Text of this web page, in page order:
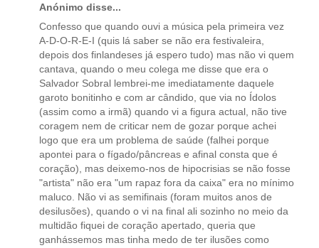
Anónimo disse...
Confesso que quando ouvi a música pela primeira vez
A-D-O-R-E-I (quis lá saber se não era festivaleira,
depois dos finlandeses já espero tudo) mas não vi quem
cantava, quando o meu colega me disse que era o
Salvador Sobral lembrei-me imediatamente daquele
garoto bonitinho e com ar cândido, que via no Ídolos
(assim como a irmã) quando vi a figura actual, não tive
coragem nem de criticar nem de gozar porque achei
logo que era um problema de saúde (falhei porque
apontei para o fígado/pâncreas e afinal consta que é
coração), mas deixemo-nos de hipocrisias se não fosse
"artista" não era "um rapaz fora da caixa" era no mínimo
maluco. Não vi as semifinais (foram muitos anos de
desilusões), quando o vi na final ali sozinho no meio da
multidão fiquei de coração apertado, queria que
ganhássemos mas tinha medo de ter ilusões como